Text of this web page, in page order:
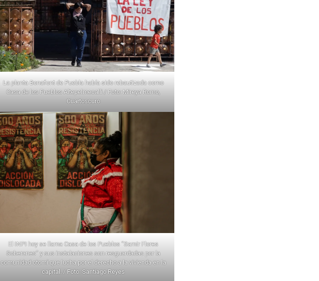
La planta Bonafont de Puebla había sido rebautizada como
Casa de los Pueblos Altepelmecalli / Foto: Mireya Romo,
Cuartoscuro
El INPI hoy se llama Casa de los Pueblos “Samir Flores
Soberanes” y sus instalaciones son resguardadas por la
comunidad otomí que lucha por el derecho a la vivienda en la
capital. / Foto: Santiago Reyes